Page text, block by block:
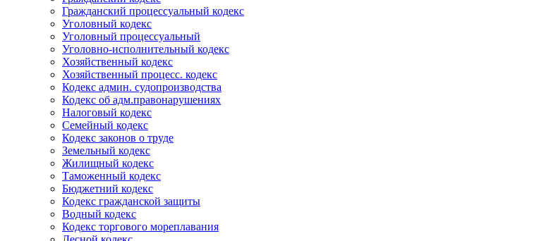
Гражданский процессуальный кодекс
Уголовный кодекс
Уголовный процессуальный
Уголовно-исполнительный кодекс
Хозяйственный кодекс
Хозяйственный процесс. кодекс
Кодекс админ. судопроизводства
Кодекс об адм.правонарушениях
Налоговый кодекс
Семейный кодекс
Кодекс законов о труде
Земельный кодекс
Жилищный кодекс
Таможенный кодекс
Бюджетний кодекс
Кодекс гражданской защиты
Водный кодекс
Кодекс торгового мореплавания